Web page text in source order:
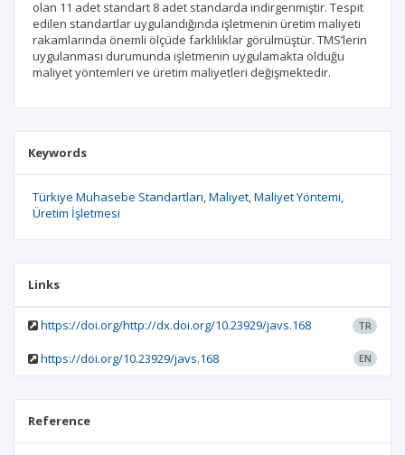
olan 11 adet standart 8 adet standarda indirgenmiştir. Tespit
edilen standartlar uygulandığında işletmenin üretim maliyeti
rakamlarında önemli ölçüde farklılıklar görülmüştür. TMS’lerin
uygulanması durumunda işletmenin uygulamakta olduğu
maliyet yöntemleri ve üretim maliyetleri değişmektedir.
Keywords
Türkiye Muhasebe Standartları Maliyet Maliyet Yöntemi
Üretim İşletmesi
Links
https://doi.org/http://dx.doi.org/10.23929/javs.168 TR
https://doi.org/10.23929/javs.168 EN
Reference